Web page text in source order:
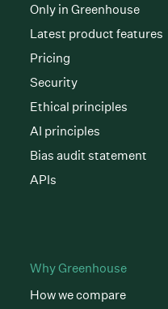
Only in Greenhouse
Latest product features
Pricing
Security
Ethical principles
AI principles
Bias audit statement
APIs
Why Greenhouse
How we compare